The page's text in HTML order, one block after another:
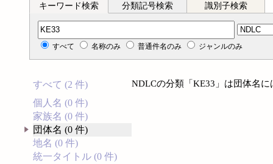
キーワード検索 分類記号検索 識別子検索
分類記号検索
すべて 名称のみ 普通件名のみ ジャンルのみ
すべて (2 件)
個人名 (0 件)
家族名 (0 件)
団体名 (0 件)
地名 (0 件)
統一タイトル (0 件)
NDLCの分類「KE33」は団体名